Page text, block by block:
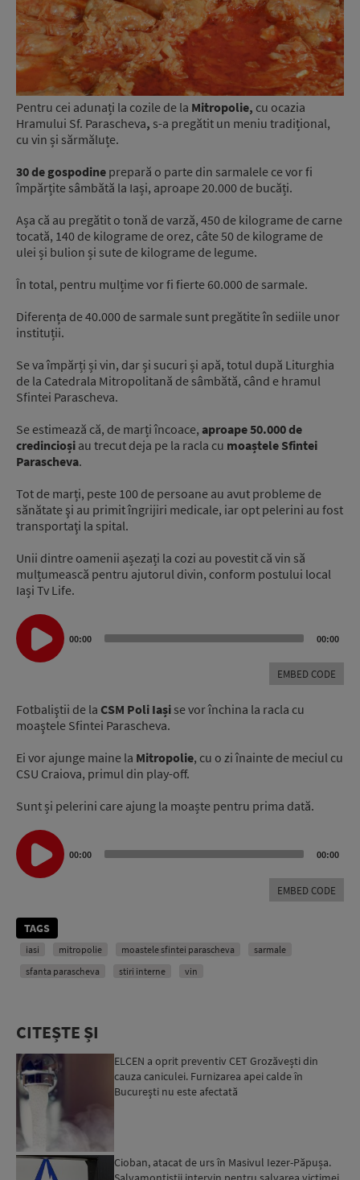
Pentru cei adunați la cozile de la Mitropolie, cu ocazia
Hramului Sf. Parascheva, s-a pregătit un meniu tradițional,
cu vin și sărmăluțe.
30 de gospodine prepară o parte din sarmalele ce vor fi
împărțite sâmbătă la Iași, aproape 20.000 de bucăți.
Așa că au pregătit o tonă de varză, 450 de kilograme de carne
tocată, 140 de kilograme de orez, câte 50 de kilograme de
ulei și bulion și sute de kilograme de legume.
În total, pentru mulțime vor fi fierte 60.000 de sarmale.
Diferența de 40.000 de sarmale sunt pregătite în sediile unor
instituții.
Se va împărți și vin, dar și sucuri și apă, totul după Liturghia
de la Catedrala Mitropolitană de sâmbătă, când e hramul
Sfintei Parascheva.
Se estimează că, de marți încoace, aproape 50.000 de
credincioși au trecut deja pe la racla cu moaștele Sfintei
Parascheva.
Tot de marți, peste 100 de persoane au avut probleme de
sănătate şi au primit îngrijiri medicale, iar opt pelerini au fost
transportaţi la spital.
Unii dintre oamenii așezați la cozi au povestit că vin să
mulțumească pentru ajutorul divin, conform postului local
Iași Tv Life.
Audio
Player
00:00 00:00
EMBED CODE
Fotbaliştii de la CSM Poli Iași se vor închina la racla cu
moaştele Sfintei Parascheva.
Ei vor ajunge maine la Mitropolie, cu o zi înainte de meciul cu
CSU Craiova, primul din play-off.
Sunt și pelerini care ajung la moaște pentru prima dată.
Audio
Player
00:00 00:00
EMBED CODE
TAGS
iasi mitropolie moastele sfintei parascheva
sarmale
sfanta parascheva
stiri interne vin
CITEȘTE ȘI
ELCEN a oprit preventiv CET Grozăvești din
cauza caniculei. Furnizarea apei calde în
Bucureşti nu este afectată
Cioban, atacat de urs în Masivul Iezer-Păpușa.